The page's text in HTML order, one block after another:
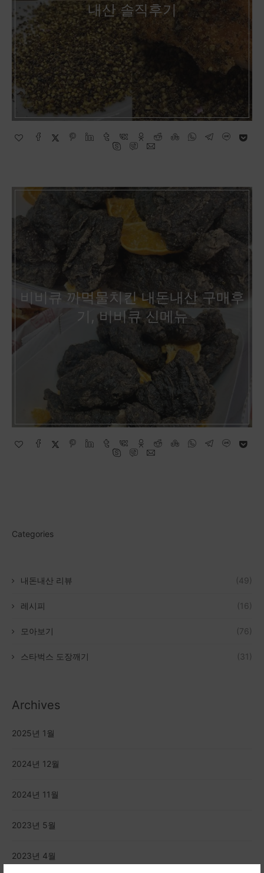
내산 솔직후기
비비큐 까먹물치킨 내돈내산 구매후
기, 비비큐 신메뉴
Categories
내돈내산 리뷰 (49)
레시피 (16)
모아보기 (76)
스타벅스 도장깨기 (31)
Archives
2025년 1월
2024년 12월
2024년 11월
2023년 5월
2023년 4월